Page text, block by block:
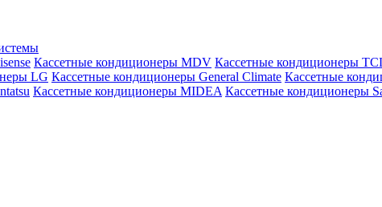
Кассетные кондиционеры MDV Кассетные кондиционеры
LG Кассетные кондиционеры General Climate Кассетные
Кассетные кондиционеры MIDEA Кассетные кондиционеры